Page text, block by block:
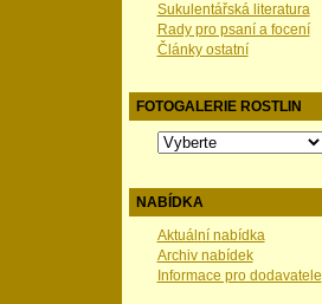
Sukulentářská literatura
Rady pro psaní a focení
Články ostatní
FOTOGALERIE ROSTLIN
NABÍDKA
Aktuální nabídka
Archiv nabídek
Informace pro dodavatele